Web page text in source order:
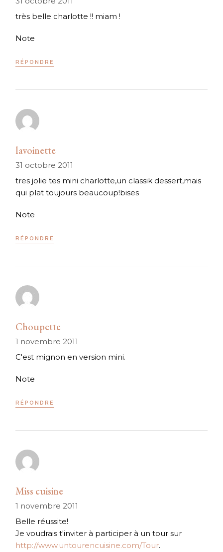
très belle charlotte !! miam !
Note
RÉPONDRE
lavoinette
31 octobre 2011
tres jolie tes mini charlotte,un classik dessert,mais
qui plat toujours beaucoup!bises
Note
RÉPONDRE
Choupette
1 novembre 2011
C'est mignon en version mini.
Note
RÉPONDRE
Miss cuisine
1 novembre 2011
Belle réussite!
Je voudrais t'inviter à participer à un tour sur
http://www.untourencuisine.com/Tour.